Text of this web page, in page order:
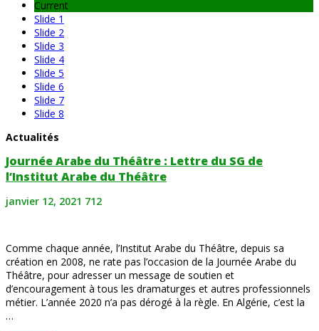
Current
Slide 1
Slide 2
Slide 3
Slide 4
Slide 5
Slide 6
Slide 7
Slide 8
Actualités
Journée Arabe du Théâtre : Lettre du SG de
l’Institut Arabe du Théâtre
janvier 12, 2021 712
Comme chaque année, l’Institut Arabe du Théâtre, depuis sa
création en 2008, ne rate pas l’occasion de la Journée Arabe du
Théâtre, pour adresser un message de soutien et
d’encouragement à tous les dramaturges et autres professionnels
métier. L’année 2020 n’a pas dérogé à la règle. En Algérie, c’est la
…